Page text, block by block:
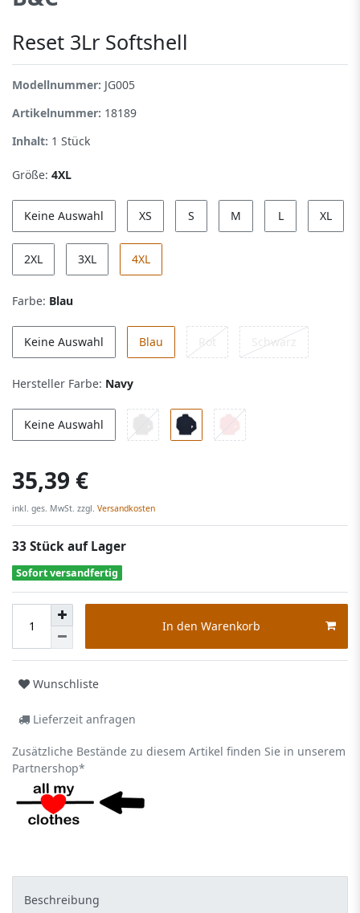
Reset 3Lr Softshell
Modellnummer: JG005
Artikelnummer: 18189
Inhalt: 1 Stück
Größe: 4XL
Keine Auswahl XS S M L XL
2XL 3XL 4XL
Farbe: Blau
Keine Auswahl Blau Rot Schwarz
Hersteller Farbe: Navy
Keine Auswahl
35,39 €
inkl. ges. MwSt. zzgl. Versandkosten
33 Stück auf Lager
Sofort versandfertig
In den Warenkorb
Wunschliste
Lieferzeit anfragen
Zusätzliche Bestände zu diesem Artikel finden Sie in unserem
Partnershop*
Beschreibung